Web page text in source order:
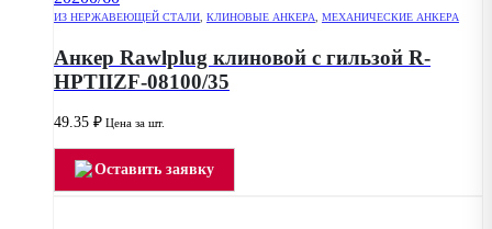
ИЗ НЕРЖАВЕЮЩЕЙ СТАЛИ КЛИНОВЫЕ АНКЕРА МЕХАНИЧЕСКИЕ АНКЕРА
Анкер Rawlplug клиновой с гильзой R-
HPTIIZF-08100/35
49.35 ₽ Цена за шт.
Оставить заявку